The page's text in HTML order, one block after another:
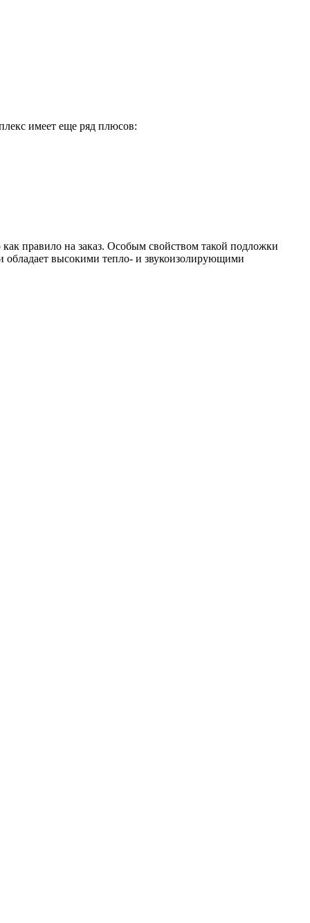
имеет еще ряд плюсов:
правило на заказ. Особым свойством такой подложки
обладает высокими тепло- и звукоизолирующими